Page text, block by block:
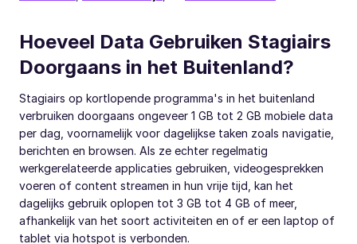
Hoeveel Data Gebruiken Stagiairs
Doorgaans in het Buitenland?
Stagiairs op kortlopende programma's in het buitenland
verbruiken doorgaans ongeveer 1 GB tot 2 GB mobiele data
per dag, voornamelijk voor dagelijkse taken zoals navigatie,
berichten en browsen. Als ze echter regelmatig
werkgerelateerde applicaties gebruiken, videogesprekken
voeren of content streamen in hun vrije tijd, kan het
dagelijks gebruik oplopen tot 3 GB tot 4 GB of meer,
afhankelijk van het soort activiteiten en of er een laptop of
tablet via hotspot is verbonden.